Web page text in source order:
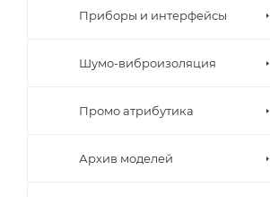
Приборы и интерфейсы
Шумо-виброизоляция
Промо атрибутика
Архив моделей